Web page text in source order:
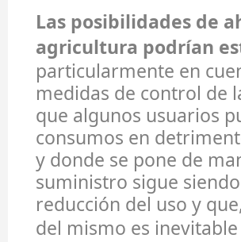
Las posibilidades de
agricultura podrían
particularmente en
medidas de control de
que algunos usuarios
consumos en
y donde se pone de
suministro sigue
reducción del uso y
del mismo es inevitable